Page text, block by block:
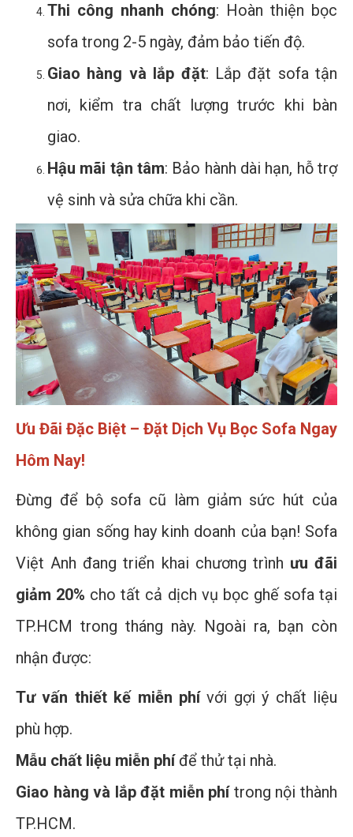
Thi công nhanh chóng: Hoàn thiện bọc
sofa trong 2-5 ngày, đảm bảo tiến độ.
Giao hàng và lắp đặt: Lắp đặt sofa tận
nơi, kiểm tra chất lượng trước khi bàn
giao.
Hậu mãi tận tâm: Bảo hành dài hạn, hỗ trợ
vệ sinh và sửa chữa khi cần.
Ưu Đãi Đặc Biệt – Đặt Dịch Vụ Bọc Sofa Ngay
Hôm Nay!
Đừng để bộ sofa cũ làm giảm sức hút của
không gian sống hay kinh doanh của bạn! Sofa
Việt Anh đang triển khai chương trình ưu đãi
giảm 20% cho tất cả dịch vụ bọc ghế sofa tại
TP.HCM trong tháng này. Ngoài ra, bạn còn
nhận được:
Tư vấn thiết kế miễn phívới gợi ý chất liệu
phù hợp.
Mẫu chất liệu miễn phíđể thử tại nhà.
Giao hàng và lắp đặt miễn phítrong nội thành
TP.HCM.